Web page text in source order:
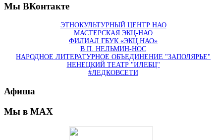
Мы ВКонтакте
ЭТНОКУЛЬТУРНЫЙ ЦЕНТР НАО
МАСТЕРСКАЯ ЭКЦ-НАО
ФИЛИАЛ ГБУК «ЭКЦ НАО»
В П. НЕЛЬМИН-НОС
НАРОДНОЕ ЛИТЕРАТУРНОЕ ОБЪЕДИНЕНИЕ "ЗАПОЛЯРЬЕ"
НЕНЕЦКИЙ ТЕАТР "ИЛЕБЦ"
#ЛЕДКОВСЕТИ
Афиша
Мы в MAX